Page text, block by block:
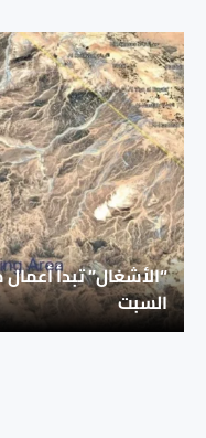
“الأشغال” تبدأ
السبت